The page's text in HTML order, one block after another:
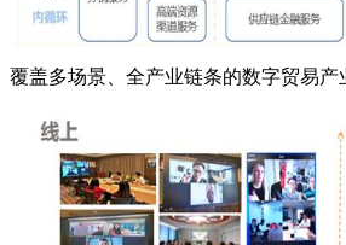
覆盖多场景、全产业链条的数字贸易产